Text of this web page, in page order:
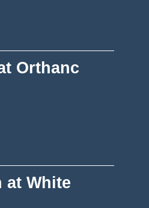
Orthanc
at White